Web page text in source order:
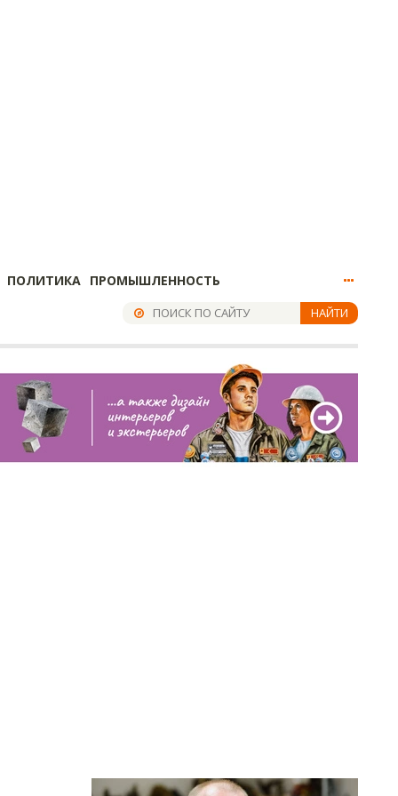
ПОЛИТИКА ПРОМЫШЛЕННОСТЬ
НАЙТИ